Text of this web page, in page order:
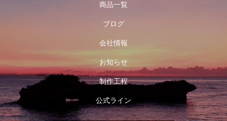
商品一覧
ブログ
会社情報
お知らせ
制作工程
公式ライン